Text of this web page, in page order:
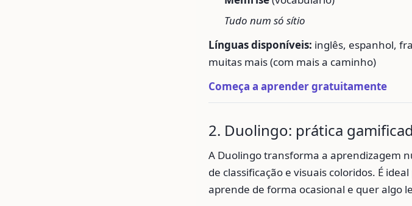
Tudo num só sítio
Línguas disponíveis: inglês, espanhol,
muitas mais (com mais a caminho)
Começa a aprender gratuitamente
2. Duolingo: prática
A Duolingo transforma a aprendizagem
de classificação e visuais coloridos. É
aprende de forma ocasional e quer algo